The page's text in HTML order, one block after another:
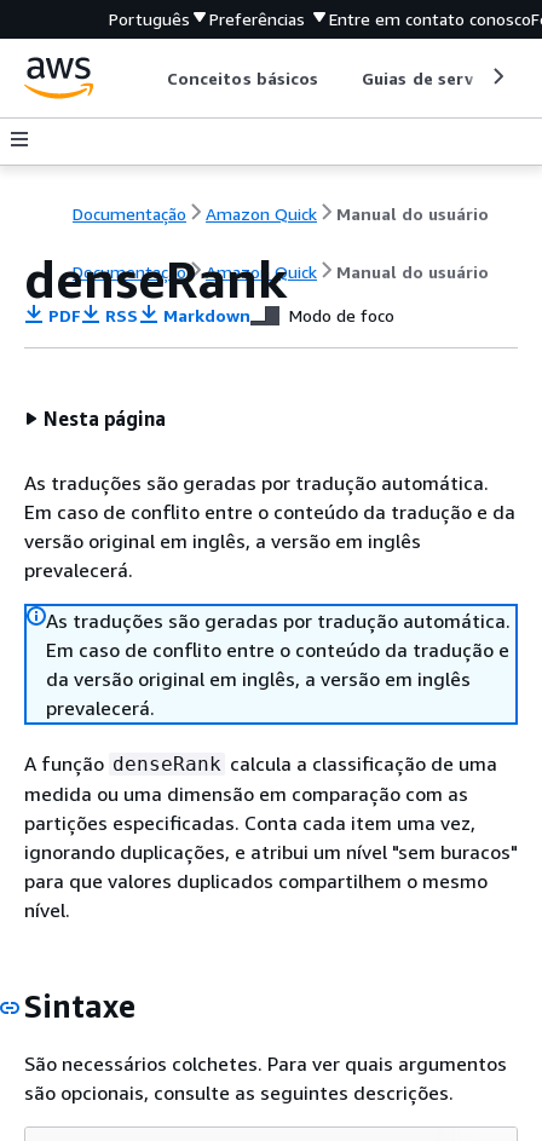
Português Preferências Entre em contato conosco
Conceitos básicos Guias de serviço
Documentação Amazon Quick Manual do usuário
Documentação Amazon Quick Manual do usuário
denseRank
PDF RSS Markdown Modo de foco
Nesta página
As traduções são geradas por tradução automática.
Em caso de conflito entre o conteúdo da tradução e da
versão original em inglês, a versão em inglês
prevalecerá.
As traduções são geradas por tradução automática.
Em caso de conflito entre o conteúdo da tradução e
da versão original em inglês, a versão em inglês
prevalecerá.
A função denseRank calcula a classificação de uma
medida ou uma dimensão em comparação com as
partições especificadas. Conta cada item uma vez,
ignorando duplicações, e atribui um nível "sem buracos"
para que valores duplicados compartilhem o mesmo
nível.
Sintaxe
São necessários colchetes. Para ver quais argumentos
são opcionais, consulte as seguintes descrições.